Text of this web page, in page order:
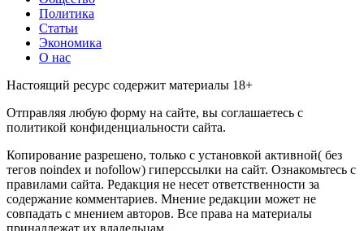
Политика
Статьи
Экономика
О нас
Настоящий ресурс содержит материалы 18+
Отправляя любую форму на сайте, вы соглашаетесь с
политикой конфиденциальности сайта.
Копирование разрешено, только с установкой активной( без
тегов noindex и nofollow) гиперссылки на сайт. Ознакомьтесь с
правилами сайта. Редакция не несет ответственности за
содержание комментариев. Мнение редакции может не
совпадать с мнением авторов. Все права на материалы
принадлежат их владельцам.